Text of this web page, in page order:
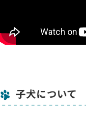
子犬について